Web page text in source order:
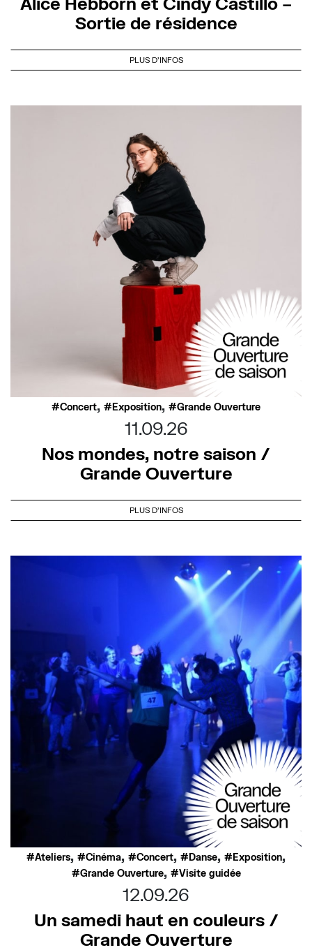
Sortie de résidence
PLUS D'INFOS
Concert, Exposition, Grande Ouverture
11.09.26
Nos mondes, notre saison /
Grande Ouverture
PLUS D'INFOS
Ateliers, Cinéma, Concert, Danse, Exposition,
Grande Ouverture, Visite guidée
12.09.26
Un samedi haut en couleurs /
Grande Ouverture